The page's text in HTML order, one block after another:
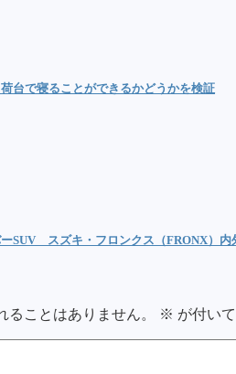
台で寝ることができるかどうかを検証
ーSUV スズキ・フロンクス（FRONX）
ことはありません。 ※ が付い